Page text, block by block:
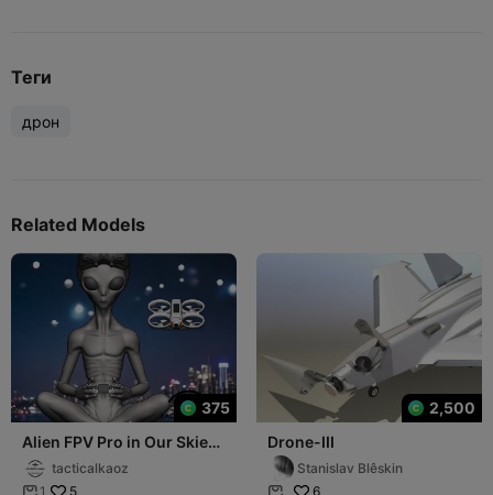
Теги
дрон
Related Models
375
Alien FPV Pro in Our Skies
- Mystery Solved
tacticalkaoz
1 5
2,500
Drone-III
Stanislav Blêskin
6